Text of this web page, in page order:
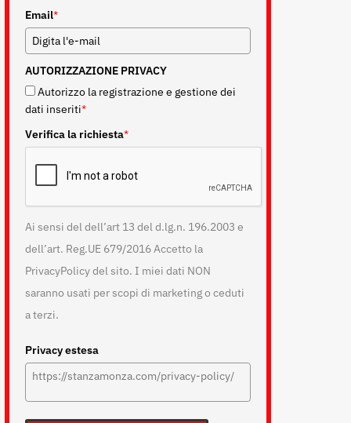
Email*
AUTORIZZAZIONE PRIVACY
Autorizzo la registrazione e gestione dei
dati inseriti*
Verifica la richiesta*
Ai sensi del dell’art 13 del d.lg.n. 196.2003 e
dell’art. Reg.UE 679/2016 Accetto la
PrivacyPolicy del sito. I miei dati NON
saranno usati per scopi di marketing o ceduti
a terzi.
Privacy estesa